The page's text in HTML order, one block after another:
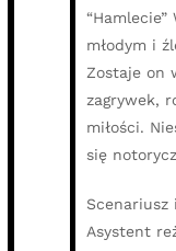
młodym i
Zostaje on
zagrywek,
miłości.
się
Scenariusz
Asystent